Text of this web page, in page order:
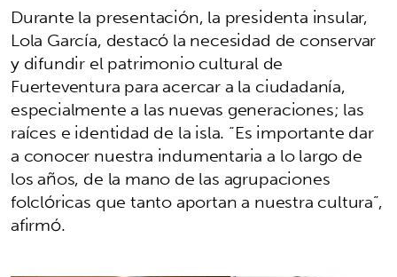
Durante la presentación, la presidenta insular,
Lola García, destacó la necesidad de conservar
y difundir el patrimonio cultural de
Fuerteventura para acercar a la ciudadanía,
especialmente a las nuevas generaciones; las
raíces e identidad de la isla. “Es importante dar
a conocer nuestra indumentaria a lo largo de
los años, de la mano de las agrupaciones
folclóricas que tanto aportan a nuestra cultura”,
afirmó.